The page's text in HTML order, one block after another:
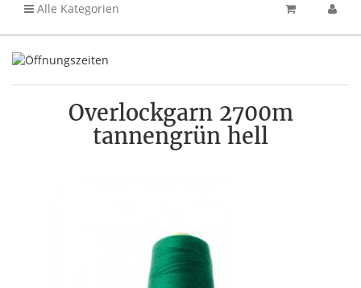
Alle Kategorien
Overlockgarn 2700m
tannengrün hell